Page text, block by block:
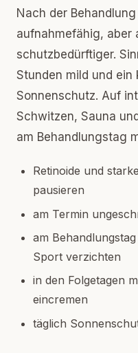
Nach der
aufnahmefähig, aber
schutzbedürftiger.
Stunden mild und ein
Sonnenschutz. Auf
Schwitzen, Sauna
am Behandlungstag
Retinoide und
pausieren
am Termin
am
Sport verzichten
in den Folgetagen
eincremen
täglich